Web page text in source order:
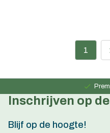
1
Inschrijven op
Blijf op de hoogte!